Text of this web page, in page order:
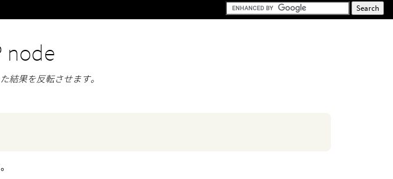
node
結果を反転させます。